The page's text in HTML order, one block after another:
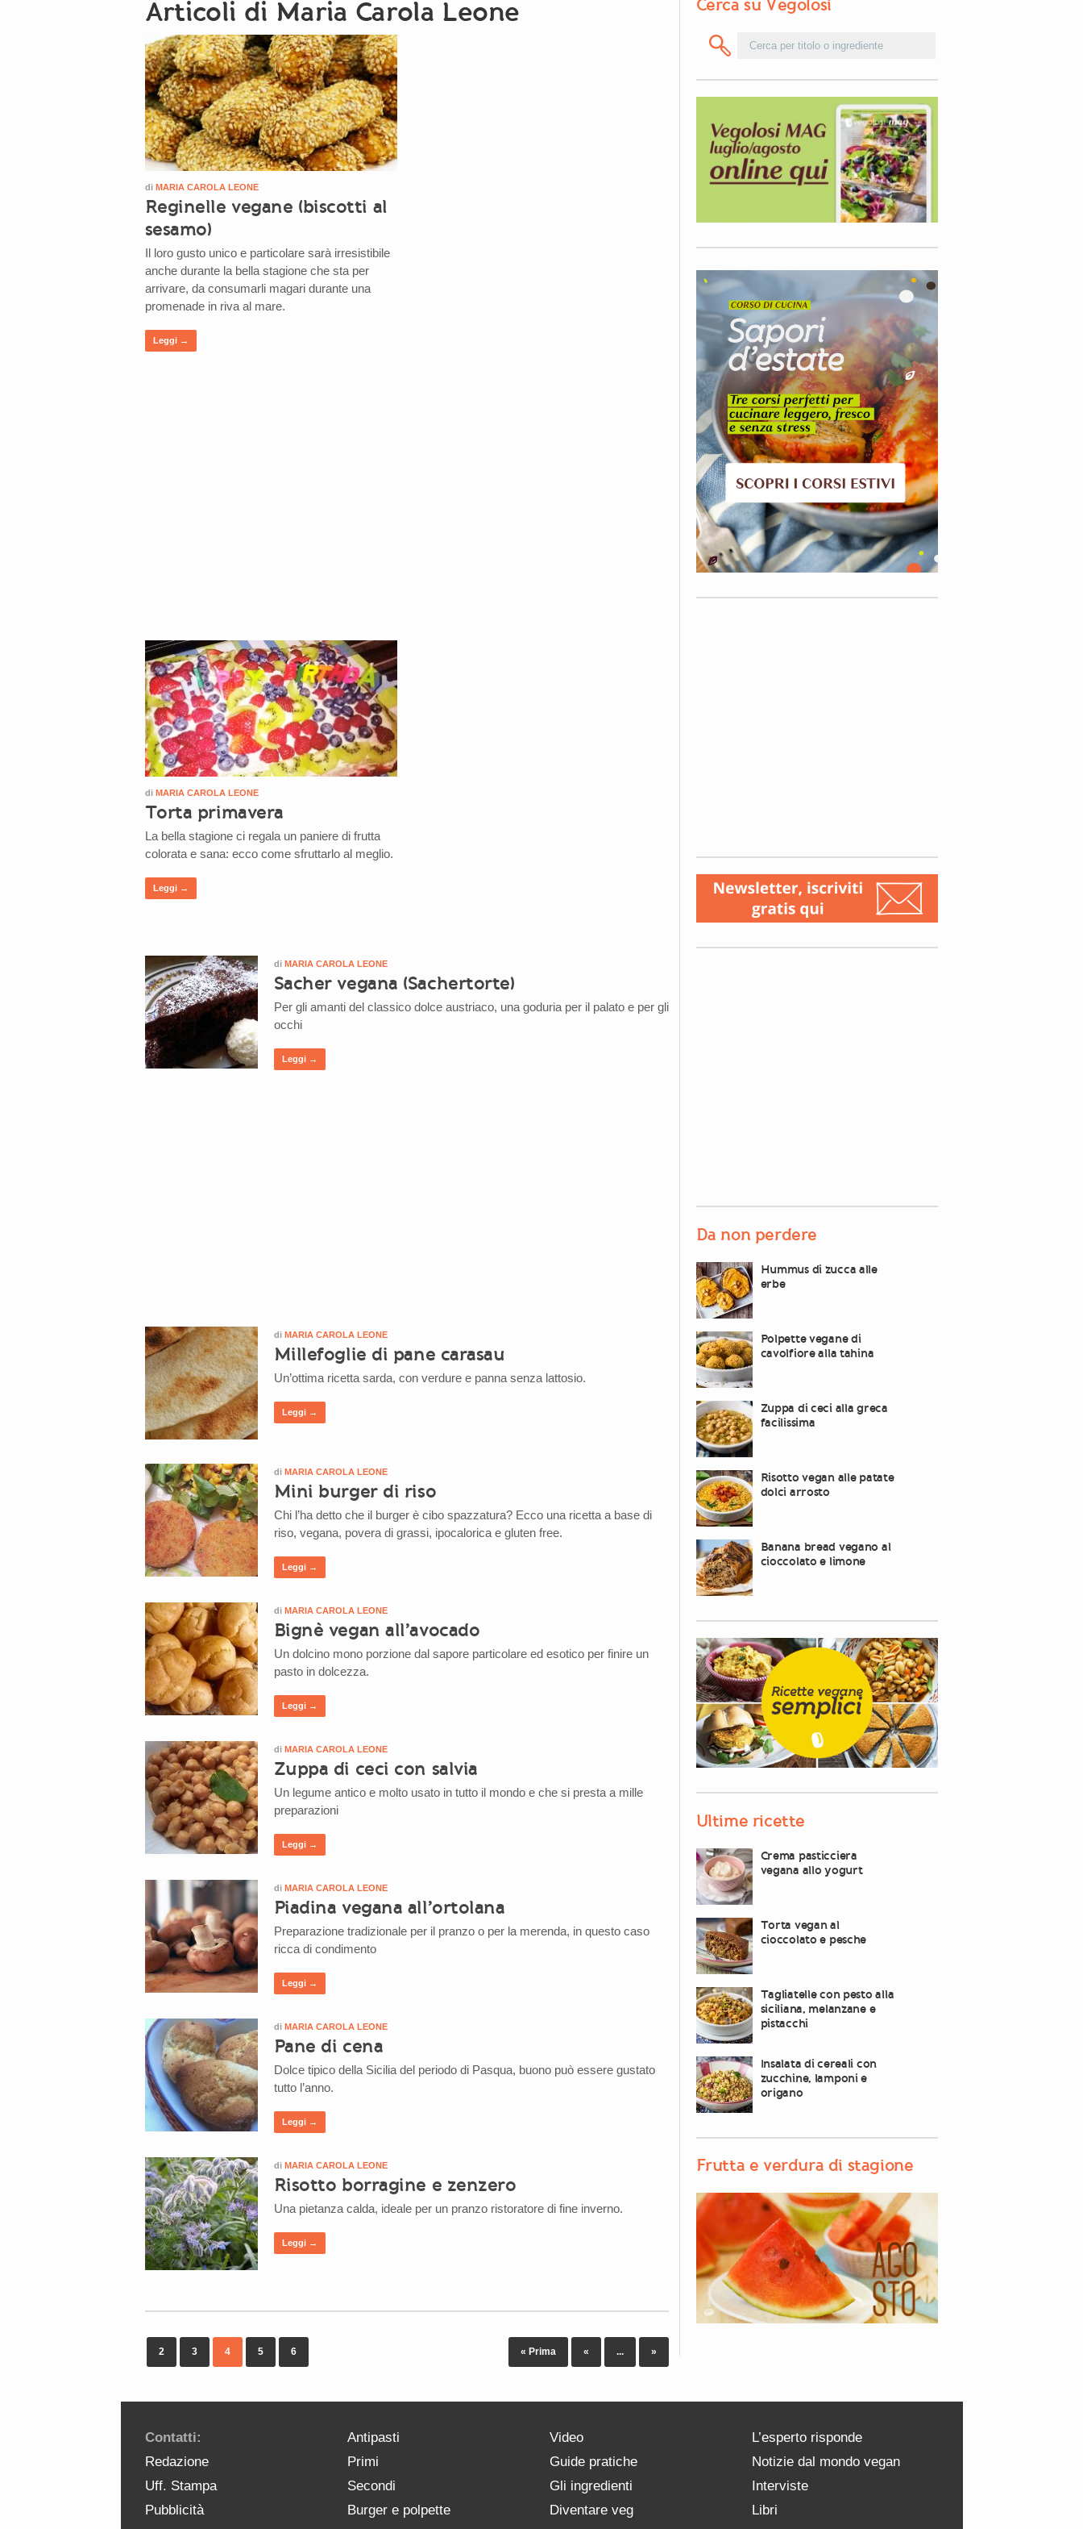
Articoli di Maria Carola Leone
di MARIA CAROLA LEONE
Reginelle vegane (biscotti al
sesamo)
Il loro gusto unico e particolare sarà irresistibile
anche durante la bella stagione che sta per
arrivare, da consumarli magari durante una
promenade in riva al mare.
Leggi →
di MARIA CAROLA LEONE
Torta primavera
La bella stagione ci regala un paniere di frutta
colorata e sana: ecco come sfruttarlo al meglio.
Leggi →
di MARIA CAROLA LEONE
Sacher vegana (Sachertorte)
Per gli amanti del classico dolce austriaco, una goduria per il palato e per gli
occhi
Leggi →
di MARIA CAROLA LEONE
Millefoglie di pane carasau
Un’ottima ricetta sarda, con verdure e panna senza lattosio.
Leggi →
di MARIA CAROLA LEONE
Mini burger di riso
Chi l’ha detto che il burger è cibo spazzatura? Ecco una ricetta a base di
riso, vegana, povera di grassi, ipocalorica e gluten free.
Leggi →
di MARIA CAROLA LEONE
Bignè vegan all’avocado
Un dolcino mono porzione dal sapore particolare ed esotico per finire un
pasto in dolcezza.
Leggi →
di MARIA CAROLA LEONE
Zuppa di ceci con salvia
Un legume antico e molto usato in tutto il mondo e che si presta a mille
preparazioni
Leggi →
di MARIA CAROLA LEONE
Piadina vegana all’ortolana
Preparazione tradizionale per il pranzo o per la merenda, in questo caso
ricca di condimento
Leggi →
di MARIA CAROLA LEONE
Pane di cena
Dolce tipico della Sicilia del periodo di Pasqua, buono può essere gustato
tutto l’anno.
Leggi →
di MARIA CAROLA LEONE
Risotto borragine e zenzero
Una pietanza calda, ideale per un pranzo ristoratore di fine inverno.
Leggi →
« Prima « ...
2 3 4 5 6 »
Cerca su Vegolosi
Da non perdere
Hummus di zucca alle
erbe
Polpette vegane di
cavolfiore alla tahina
Zuppa di ceci alla greca
facilissima
Risotto vegan alle patate
dolci arrosto
Banana bread vegano al
cioccolato e limone
Ultime ricette
Crema pasticciera
vegana allo yogurt
Torta vegan al
cioccolato e pesche
Tagliatelle con pesto alla
siciliana, melanzane e
pistacchi
Insalata di cereali con
zucchine, lamponi e
origano
Frutta e verdura di stagione
Contatti:
Redazione
Uff. Stampa
Pubblicità
Antipasti
Primi
Secondi
Burger e polpette
Video
Guide pratiche
Gli ingredienti
Diventare veg
L’esperto risponde
Notizie dal mondo vegan
Interviste
Libri